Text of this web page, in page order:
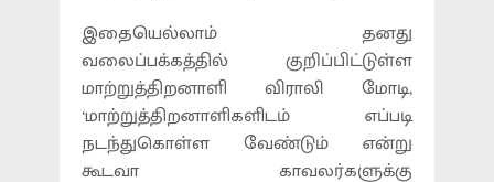
இதையெல்லாம் தனது
வலைப்பக்கத்தில் குறிப்பிட்டுள்ள
மாற்றுத்திறனாளி விராலி மோடி,
‘மாற்றுத்திறனாளிகளிடம் எப்படி
நடந்துகொள்ள வேண்டும் என்று
கூடவா காவலர்களுக்கு